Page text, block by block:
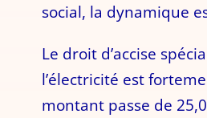
social, la dynamique
Le droit d’accise
l’électricité est
montant passe de